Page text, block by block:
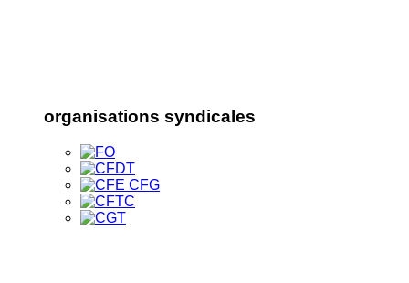
organisations syndicales